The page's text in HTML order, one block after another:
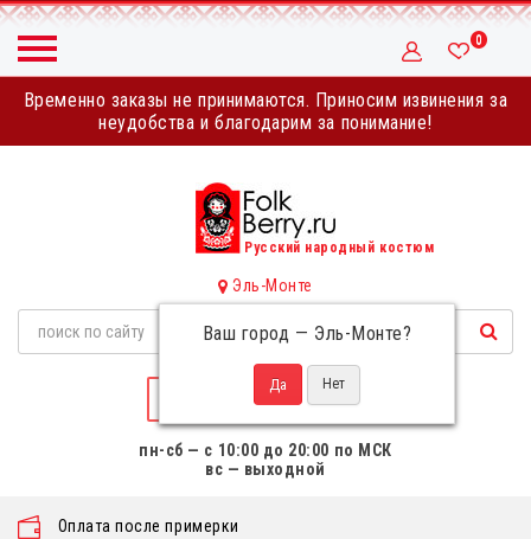
Временно заказы не принимаются. Приносим извинения за
неудобства и благодарим за понимание!
0
Русский народный костюм
Эль-Монте
Ваш город — Эль-Монте?
НАПИСАТЬ НАМ
пн-сб — с 10:00 до 20:00 по МСК
вс — выходной
Оплата после примерки